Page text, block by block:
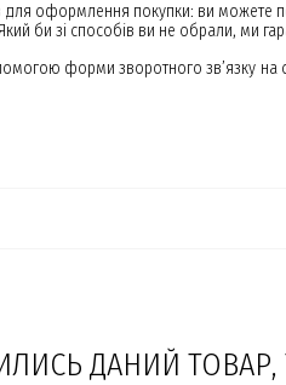
для оформлення покупки: ви
би зі способів ви не обрали, ми
форми зворотного зв’язку на
ДАНИЙ